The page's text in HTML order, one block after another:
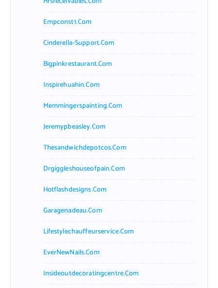
Empconst1.com
Cinderella-Support.com
Bigpinkrestaurant.com
Inspirehuahin.com
Memmingerspainting.com
Jeremypbeasley.com
Thesandwichdepotcos.com
Drgiggleshouseofpain.com
Hotflashdesigns.com
Garagenadeau.com
Lifestylechauffeurservice.com
EverNewNails.com
Insideoutdecoratingcentre.com